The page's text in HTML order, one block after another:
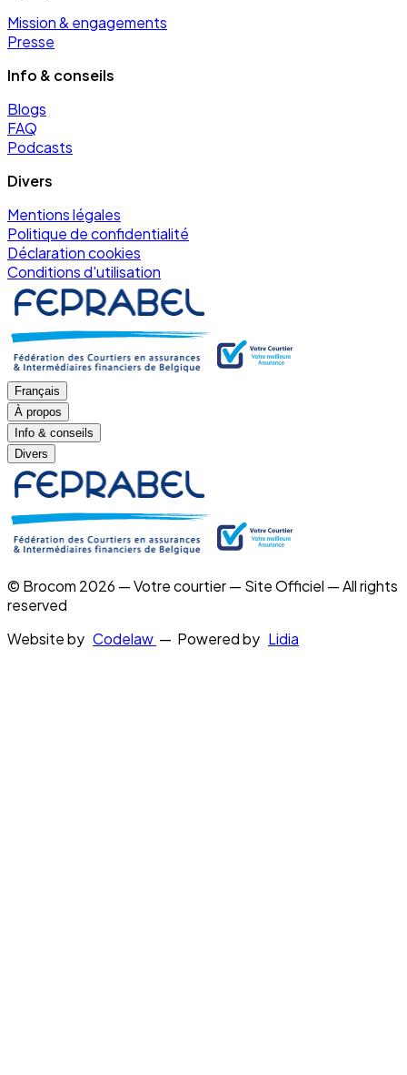
Mission & engagements
Presse
Info & conseils
Blogs
FAQ
Podcasts
Divers
Mentions légales
Politique de confidentialité
Déclaration cookies
Conditions d'utilisation
Français
À propos
Info & conseils
Divers
© Brocom 2026 — Votre courtier — Site Officiel — All rights
reserved
Website by Codelaw — Powered by Lidia